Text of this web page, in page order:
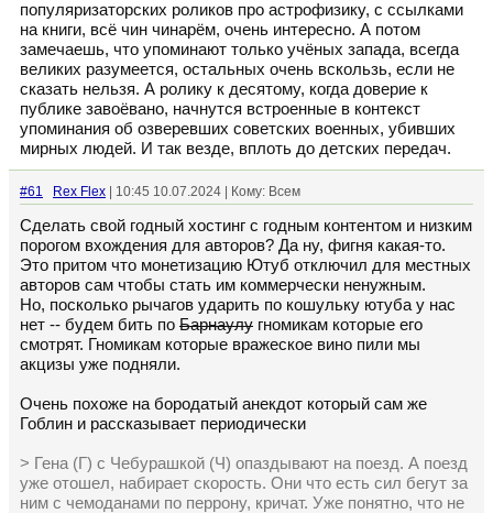
популяризаторских роликов про астрофизику, с ссылками
на книги, всё чин чинарём, очень интересно. А потом
замечаешь, что упоминают только учёных запада, всегда
великих разумеется, остальных очень вскользь, если не
сказать нельзя. А ролику к десятому, когда доверие к
публике завоёвано, начнутся встроенные в контекст
упоминания об озверевших советских военных, убивших
мирных людей. И так везде, вплоть до детских передач.
#61 Rex Flex | 10:45 10.07.2024 | Кому: Всем
Сделать свой годный хостинг с годным контентом и низким
порогом вхождения для авторов? Да ну, фигня какая-то.
Это притом что монетизацию Ютуб отключил для местных
авторов сам чтобы стать им коммерчески ненужным.
Но, посколько рычагов ударить по кошульку ютуба у нас
нет -- будем бить по Барнаулу гномикам которые его
смотрят. Гномикам которые вражеское вино пили мы
акцизы уже подняли.
Очень похоже на бородатый анекдот который сам же
Гоблин и рассказывает периодически
> Гена (Г) с Чебурашкой (Ч) опаздывают на поезд. А поезд
уже отошел, набирает скорость. Они что есть сил бегут за
ним с чемоданами по перрону, кричат. Уже понятно, что не